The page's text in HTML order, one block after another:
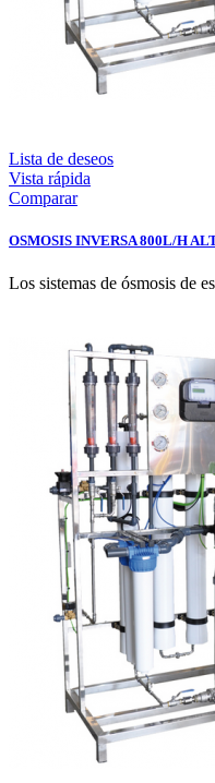
Lista de deseos
Vista rápida
Comparar
OSMOSIS INVERSA 800L/H
Los sistemas de ósmosis de